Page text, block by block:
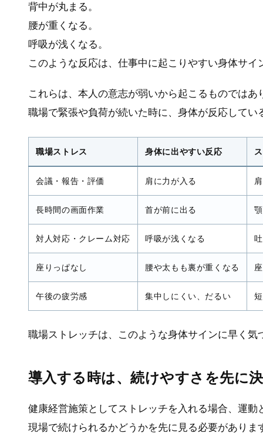
背中が丸まる。
腰が重くなる。
呼吸が浅くなる。
このような反応は、仕事中に起こりやすい身体サイ
これらは、本人の意志が弱いから起こるものではあ
職場で緊張や負荷が続いた時に、身体が反応してい
職場ストレス 身体に出やすい反応
会議・報告・評価 肩に力が入る
長時間の画面作業 首が前に出る
対人対応・クレーム対応 呼吸が浅くなる
座りっぱなし 腰や太もも裏が重くなる
午後の疲労感 集中しにくい、だるい
職場ストレッチは、このような身体サインに早く気
導入する時は、続けやすさを先に
健康経営施策としてストレッチを入れる場合、運
現場で続けられるかどうかを先に見る必要がありま